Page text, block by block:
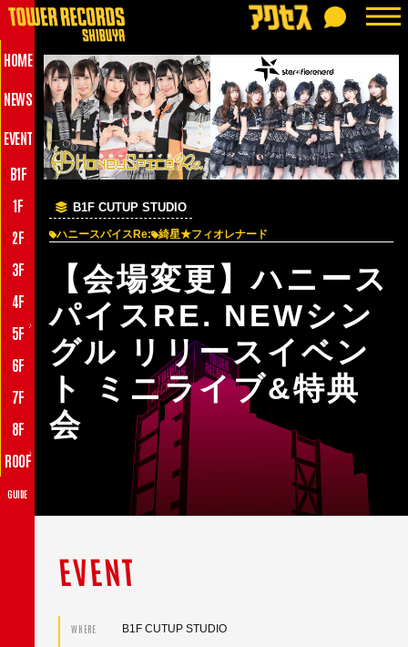
HOME
NEWS
EVENT
B1F
1F
2F
3F
4F
5F
♪
6F
7F
8F
ROOF♪
GUIDE
B1F CUTUP STUDIO
ハニースパイスRe: 綺星★フィオレナード
【会場変更】ハニース
パイスRE. NEWシン
グル リリースイベン
ト ミニライブ&特典
会
EVENT
WHERE B1F CUTUP STUDIO